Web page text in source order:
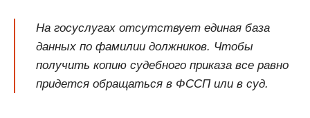
На госуслугах отсутствует единая база
данных по фамилии должников. Чтобы
получить копию судебного приказа все равно
придется обращаться в ФССП или в суд.